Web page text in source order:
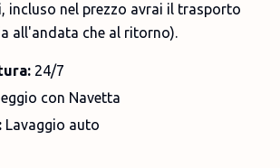
incluso nel prezzo avrai il trasporto
all'andata che al ritorno).
24/7
con Navetta
Lavaggio auto